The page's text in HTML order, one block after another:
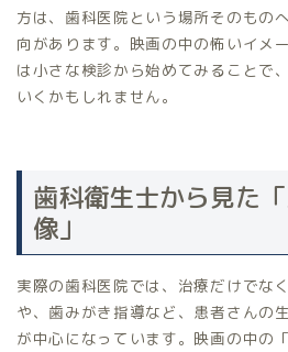
方は、歯科医院という場所そのもの
向があります。映画の中の怖いイメ
は小さな検診から始めてみることで
いくかもしれません。
歯科衛生士から見た
像」
実際の歯科医院では、治療だけでな
や、歯みがき指導など、患者さんの
が中心になっています。映画の中の